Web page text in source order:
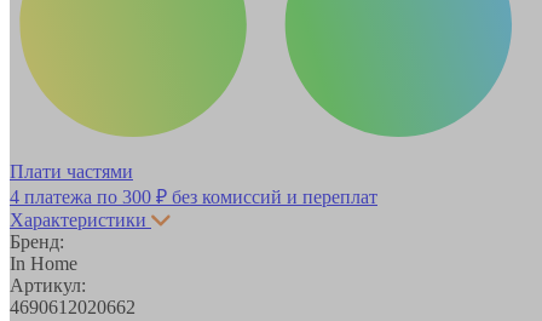
Плати частями
4 платежа по 300 ₽ без комиссий и переплат
Характеристики
Бренд:
In Home
Артикул:
4690612020662